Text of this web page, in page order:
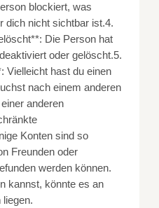
blockiert, was
dich nicht sichtbar ist.4.
Die Person hat
oder gelöscht.5.
Vielleicht hast du einen
nach einem anderen
anderen
Konten sind so
Freunden oder
werden können.
kannst, könnte es an
liegen.